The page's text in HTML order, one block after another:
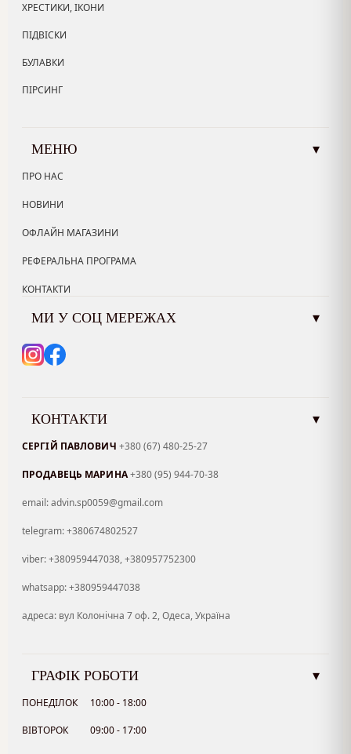
ХРЕСТИКИ, ІКОНИ
ПІДВІСКИ
БУЛАВКИ
ПІРСИНГ
МЕНЮ ▾
ПРО НАС
НОВИНИ
ОФЛАЙН МАГАЗИНИ
РЕФЕРАЛЬНА ПРОГРАМА
КОНТАКТИ
МИ У СОЦ МЕРЕЖАХ ▾
КОНТАКТИ ▾
СЕРГІЙ ПАВЛОВИЧ +380 (67) 480-25-27
ПРОДАВЕЦЬ МАРИНА+380 (95) 944-70-38
email: advin.sp0059@gmail.com
telegram: +380674802527
viber: +380959447038, +380957752300
whatsapp: +380959447038
адреса: вул Колонічна 7 оф. 2, Одеса, Україна
ГРАФІК РОБОТИ ▾
ПОНЕДІЛОК 10:00 - 18:00
ВІВТОРОК 09:00 - 17:00